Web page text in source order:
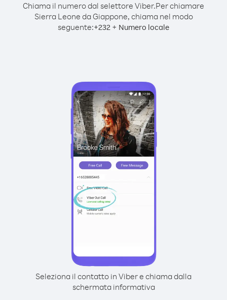
Chiama il numero dal selettore Viber.Per chiamare
Sierra Leone da Giappone, chiama nel modo
seguente:+232 + Numero locale
Seleziona il contatto in Viber e chiama dalla
schermata informativa